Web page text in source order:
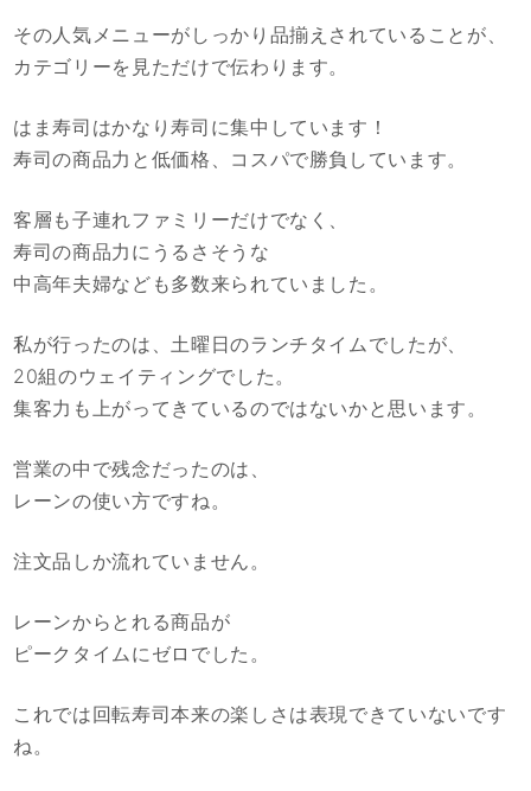
その人気メニューがしっかり品揃えされていることが、
カテゴリーを見ただけで伝わります。
はま寿司はかなり寿司に集中しています！
寿司の商品力と低価格、コスパで勝負しています。
客層も子連れファミリーだけでなく、
寿司の商品力にうるさそうな
中高年夫婦なども多数来られていました。
私が行ったのは、土曜日のランチタイムでしたが、
20組のウェイティングでした。
集客力も上がってきているのではないかと思います。
営業の中で残念だったのは、
レーンの使い方ですね。
注文品しか流れていません。
レーンからとれる商品が
ピークタイムにゼロでした。
これでは回転寿司本来の楽しさは表現できていないです
ね。